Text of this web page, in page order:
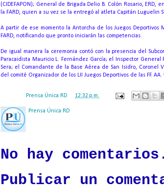
(CIDEFAPON); General de Brigada Delio B. Colón Rosario,
la FARD, quien a su vez se la entregó al atleta Capitán Luguelin
A partir de ese momento la Antorcha de los Juegos Deportivos
FARD, notificando que pronto iniciarán las competencias.
De igual manera la ceremonia contó con la presencia del
Paracaidista Mauricio L. Fernández García; el Inspector General
Sera; el Comandante de la Base Aérea de San Isidro, Coronel
del comité Organizador de los LII Juegos Deportivos de las FF.
Prensa Única RD 12:32 p.m.
Prensa Única RD
No hay
Publicar un